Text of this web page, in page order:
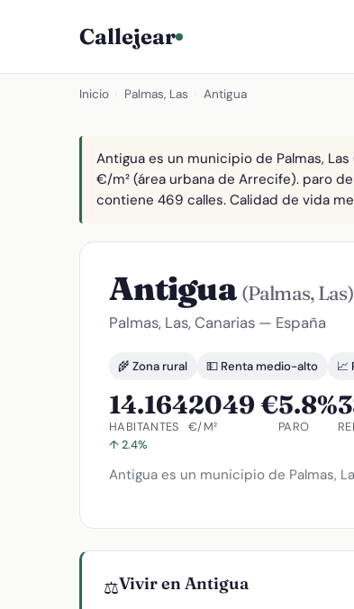
Callejear
Inicio Palmas, Las Antigua
Antigua es un municipio de Palmas,
€/m² (área urbana de Arrecife). paro
contiene 469 calles. Calidad de vida
Antigua (Palmas, Las)
Palmas, Las, Canarias — España
🌾 Zona rural 💵 Renta medio-alto 📈
14.164
HABITANTES
↑ 2.4%
2049 €
€/M²
5.8%
PARO
Antigua es un municipio de Palmas,
⚖️Vivir en Antigua